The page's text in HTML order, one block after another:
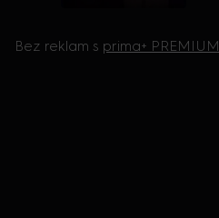
Bez reklam s prima+ PREMIUM